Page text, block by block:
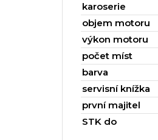
karoserie
objem motoru
výkon motoru
počet míst
barva
servisní knížka
první majitel
STK do